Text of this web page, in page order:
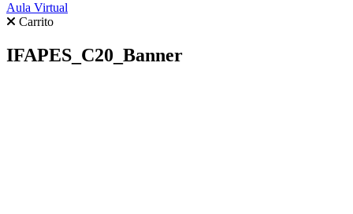
Aula Virtual
Carrito
IFAPES_C20_Banner